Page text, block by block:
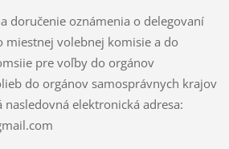
doručenie oznámenia o delegovaní
miestnej volebnej komisie a do
pre voľby do orgánov
do orgánov samosprávnych krajov
elektronická adresa: